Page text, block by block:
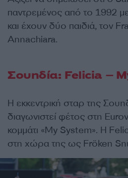
παντρεμένος από το 1992
και έχουν δύο παιδιά, τον
Annachiara.
Σουηδία: Felicia –
Η εκκεντρική σταρ της
διαγωνιστεί φέτος στη
κομμάτι «My System». H
στη χώρα της ως Fröken